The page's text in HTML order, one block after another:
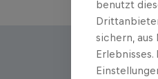
benutzt
sichern,